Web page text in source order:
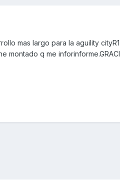
mas largo para la aguility
montado q me